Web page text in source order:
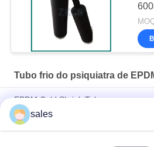
Tubo frio do psiquiatra de
EPDM Cold Shrink Tube
Alta tensão Anti-envelhecimento
frio isolamento de cabo exterior
sales